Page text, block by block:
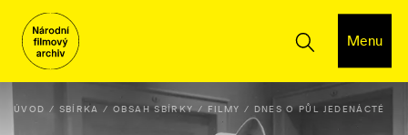
Menu
ÚVOD SBÍRKA OBSAH SBÍRKY FILMY DNES O PŮL JEDENÁCTÉ